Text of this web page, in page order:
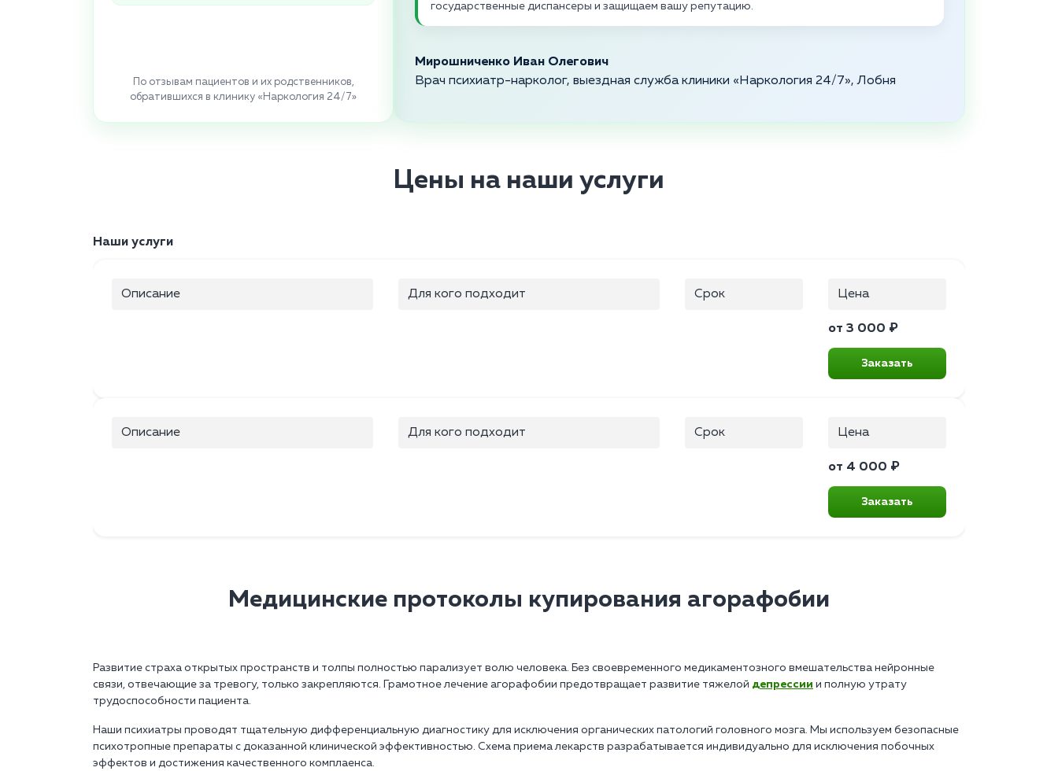
По отзывам пациентов и их родственников,
обратившихся в клинику «Наркология 24/7»
государственные диспансеры и защищаем вашу репутацию.
Мирошниченко Иван Олегович
Врач психиатр-нарколог, выездная служба клиники «Наркология 24/7», Лобня
Цены на наши услуги
Наши услуги
Описание Для кого подходит Срок Цена
от 3 000 ₽
Заказать
Описание Для кого подходит Срок Цена
от 4 000 ₽
Заказать
Медицинские протоколы купирования агорафобии
Развитие страха открытых пространств и толпы полностью парализует волю человека. Без своевременного медикаментозного вмешательства нейронные
связи, отвечающие за тревогу, только закрепляются. Грамотное лечение агорафобии предотвращает развитие тяжелой депрессии и полную утрату
трудоспособности пациента.
Наши психиатры проводят тщательную дифференциальную диагностику для исключения органических патологий головного мозга. Мы используем безопасные
психотропные препараты с доказанной клинической эффективностью. Схема приема лекарств разрабатывается индивидуально для исключения побочных
эффектов и достижения качественного комплаенса.